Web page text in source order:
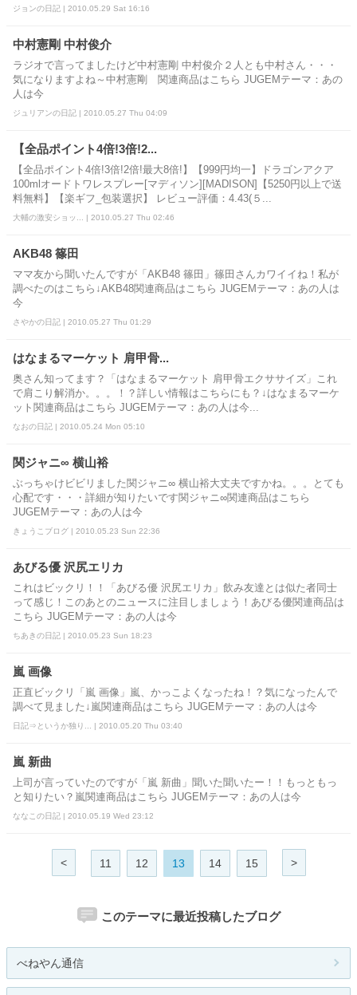
ジョンの日記 | 2010.05.29 Sat 16:16
中村憲剛 中村俊介
ラジオで言ってましたけど中村憲剛 中村俊介２人とも中村さん・・・
気になりますよね～中村憲剛 関連商品はこちら JUGEMテーマ：あの
人は今
ジュリアンの日記 | 2010.05.27 Thu 04:09
【全品ポイント4倍!3倍!2...
【全品ポイント4倍!3倍!2倍!最大8倍!】【999円均一】ドラゴンアクア
100mlオードトワレスプレー[マディソン][MADISON]【5250円以上で送
料無料】【楽ギフ_包装選択】 レビュー評価：4.43(５...
大輔の激安ショッ... | 2010.05.27 Thu 02:46
AKB48 篠田
ママ友から聞いたんですが「AKB48 篠田」篠田さんカワイイね！私が
調べたのはこちら↓AKB48関連商品はこちら JUGEMテーマ：あの人は
今
さやかの日記 | 2010.05.27 Thu 01:29
はなまるマーケット 肩甲骨...
奥さん知ってます？「はなまるマーケット 肩甲骨エクササイズ」これ
で肩こり解消か。。。！？詳しい情報はこちらにも？↓はなまるマーケ
ット関連商品はこちら JUGEMテーマ：あの人は今...
なおの日記 | 2010.05.24 Mon 05:10
関ジャニ∞ 横山裕
ぶっちゃけビビリました関ジャニ∞ 横山裕大丈夫ですかね。。。とても
心配です・・・詳細が知りたいです関ジャニ∞関連商品はこちら
JUGEMテーマ：あの人は今
きょうこブログ | 2010.05.23 Sun 22:36
あびる優 沢尻エリカ
これはビックリ！！「あびる優 沢尻エリカ」飲み友達とは似た者同士
って感じ！このあとのニュースに注目しましょう！あびる優関連商品は
こちら JUGEMテーマ：あの人は今
ちあきの日記 | 2010.05.23 Sun 18:23
嵐 画像
正直ビックリ「嵐 画像」嵐、かっこよくなったね！？気になったんで
調べて見ました↓嵐関連商品はこちら JUGEMテーマ：あの人は今
日記⇒というか独り... | 2010.05.20 Thu 03:40
嵐 新曲
上司が言っていたのですが「嵐 新曲」聞いた聞いたー！！もっともっ
と知りたい？嵐関連商品はこちら JUGEMテーマ：あの人は今
ななこの日記 | 2010.05.19 Wed 23:12
< 11 12 13 14 15 >
このテーマに最近投稿したブログ
べねやん通信